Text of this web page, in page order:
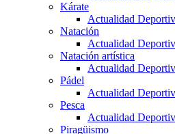
Kárate
Actualidad
Natación
Actualidad
Natación artística
Actualidad
Pádel
Actualidad
Pesca
Actualidad
Piragüismo